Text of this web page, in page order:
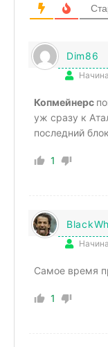
Dim86
Копмейнерс
уж сразу к
последний
1
Самое время
1